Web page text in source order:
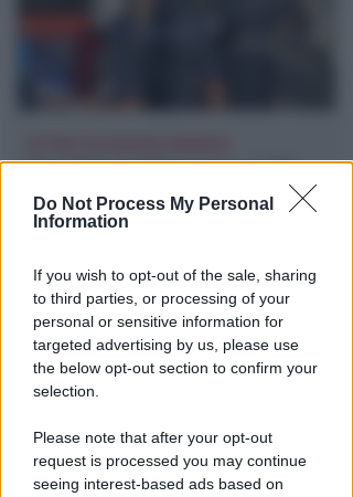
Do Not Process My Personal
Information
If you wish to opt-out of the sale, sharing
to third parties, or processing of your
personal or sensitive information for
targeted advertising by us, please use
the below opt-out section to confirm your
selection.
Please note that after your opt-out
request is processed you may continue
seeing interest-based ads based on
Borseggi sul Metromare, ladri
arrestati grazie all'occhio
esperto di un agente